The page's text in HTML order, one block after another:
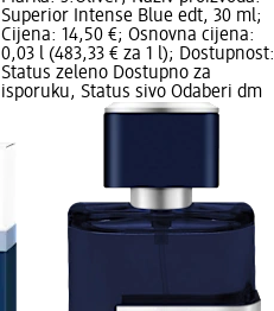
Superior Intense Blue edt, 30 ml;
Cijena: 14,50 €; Osnovna cijena:
0,03 l (483,33 € za 1 l); Dostupnost:
Status zeleno Dostupno za
isporuku, Status sivo Odaberi dm